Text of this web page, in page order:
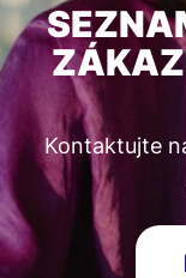
Kontaktujte